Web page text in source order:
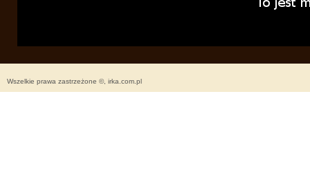
Wszelkie prawa zastrzeżone ©, irka.com.pl